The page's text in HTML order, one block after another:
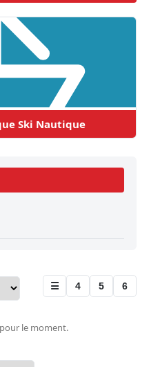
Ski Nautique
☰ 4 5 6
le moment.